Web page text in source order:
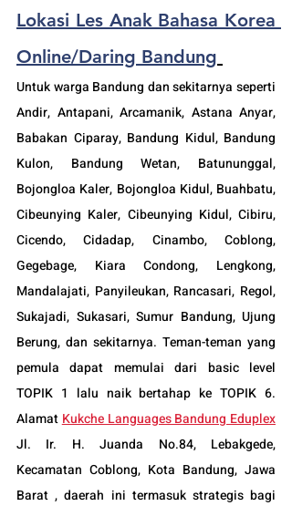
Lokasi Les Anak Bahasa Korea
Online/Daring Bandung
Andir, Antapani, Arcamanik, Astana Anyar,
Babakan Ciparay, Bandung Kidul, Bandung
Kulon, Bandung Wetan, Batununggal,
Bojongloa Kaler, Bojongloa Kidul, Buahbatu,
Cibeunying Kaler, Cibeunying Kidul, Cibiru,
Cicendo, Cidadap, Cinambo, Coblong,
Gegebage, Kiara Condong, Lengkong,
Mandalajati, Panyileukan, Rancasari, Regol,
Sukajadi, Sukasari, Sumur Bandung, Ujung
Berung, dan sekitarnya. Teman-teman yang
pemula dapat memulai dari basic level
TOPIK 1 lalu naik bertahap ke TOPIK 6.
Alamat Kukche Languages Bandung Eduplex
Jl. Ir. H. Juanda No.84, Lebakgede,
Kecamatan Coblong, Kota Bandung, Jawa
Barat , daerah ini termasuk strategis bagi